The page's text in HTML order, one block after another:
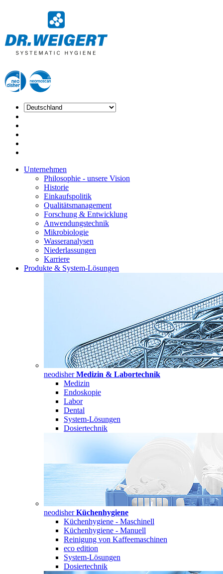
Unternehmen
Philosophie - unsere Vision
Historie
Einkaufspolitik
Qualitätsmanagement
Forschung & Entwicklung
Anwendungstechnik
Mikrobiologie
Wasseranalysen
Niederlassungen
Karriere
Produkte & System-Lösungen
neodisherMedizin & Labortechnik
Medizin
Endoskopie
Labor
Dental
System-Lösungen
Dosiertechnik
neodisherKüchenhygiene
Küchenhygiene - Maschinell
Küchenhygiene - Manuell
Reinigung von Kaffeemaschinen
eco edition
System-Lösungen
Dosiertechnik